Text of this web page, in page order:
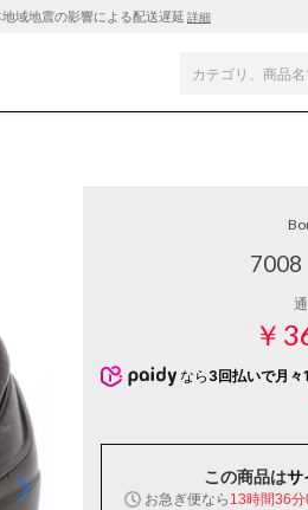
地域地震の影響による配送遅延 詳細
7008
￥
なら 3回払いで月
この商品はサ
お急ぎ便なら 13時間36